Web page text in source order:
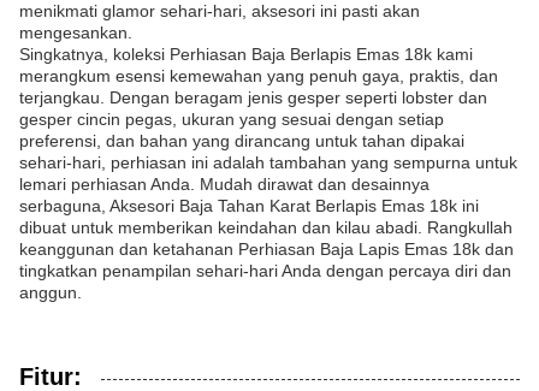
menikmati glamor sehari-hari, aksesori ini pasti akan
mengesankan.
Singkatnya, koleksi Perhiasan Baja Berlapis Emas 18k kami
merangkum esensi kemewahan yang penuh gaya, praktis, dan
terjangkau. Dengan beragam jenis gesper seperti lobster dan
gesper cincin pegas, ukuran yang sesuai dengan setiap
preferensi, dan bahan yang dirancang untuk tahan dipakai
sehari-hari, perhiasan ini adalah tambahan yang sempurna untuk
lemari perhiasan Anda. Mudah dirawat dan desainnya
serbaguna, Aksesori Baja Tahan Karat Berlapis Emas 18k ini
dibuat untuk memberikan keindahan dan kilau abadi. Rangkullah
keanggunan dan ketahanan Perhiasan Baja Lapis Emas 18k dan
tingkatkan penampilan sehari-hari Anda dengan percaya diri dan
anggun.
Fitur: